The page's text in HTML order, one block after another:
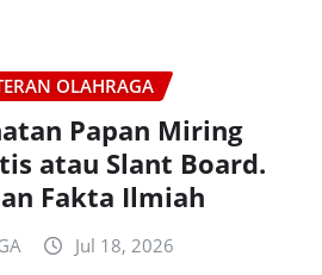
OLAHRAGA
Papan Miring
atau Slant Board.
Fakta Ilmiah
Jul 18, 2026